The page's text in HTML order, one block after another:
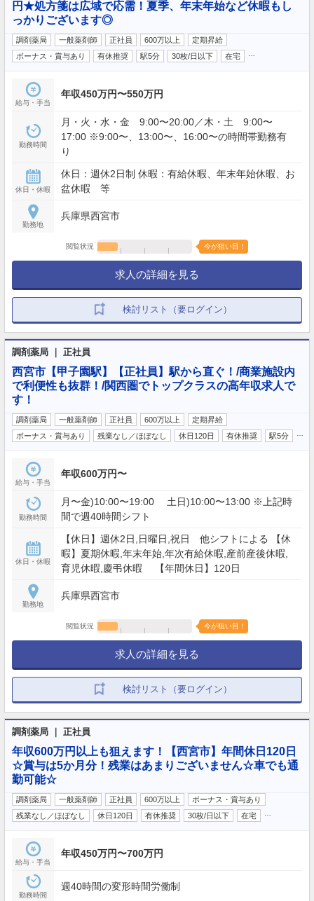
円★処方箋は広域で応需！夏季、年末年始など休暇もし
っかりございます◎
調剤薬局 一般薬剤師 正社員 600万以上
定期昇給
ボーナス・賞与あり
有休推奨 駅5分 30枚/日以下 在宅
給与・手当
年収450万円〜550万円
勤務時間
月・火・水・金 9:00〜20:00／木・土 9:00〜
17:00 ※9:00〜、13:00〜、16:00〜の時間帯勤務有
り
休日・休暇
休日：週休2日制 休暇：有給休暇、年末年始休暇、お
盆休暇 等
勤務地
兵庫県西宮市
閲覧状況 今が狙い目！
求人の詳細を見る
検討リスト（要ログイン）
調剤薬局 ｜ 正社員
西宮市【甲子園駅】【正社員】駅から直ぐ！/商業施設内
で利便性も抜群！/関西圏でトップクラスの高年収求人で
す！
調剤薬局 一般薬剤師 正社員 600万以上
定期昇給
ボーナス・賞与あり
残業なし／ほぼなし 休日120日 有休推奨 駅5分
給与・手当
年収600万円〜
勤務時間
月〜金)10:00〜19:00 土日)10:00〜13:00 ※上記時
間で週40時間シフト
休日・休暇
【休日】週休2日,日曜日,祝日 他シフトによる 【休
暇】夏期休暇,年末年始,年次有給休暇,産前産後休暇,
育児休暇,慶弔休暇 【年間休日】120日
勤務地
兵庫県西宮市
閲覧状況 今が狙い目！
求人の詳細を見る
検討リスト（要ログイン）
調剤薬局 ｜ 正社員
年収600万円以上も狙えます！【西宮市】年間休日120日
☆賞与は5か月分！残業はあまりございません☆車でも通
勤可能☆
調剤薬局 一般薬剤師 正社員 600万以上
ボーナス・賞与あり
残業なし／ほぼなし
休日120日 有休推奨 30枚/日以下 在宅
給与・手当
年収450万円〜700万円
勤務時間
週40時間の変形時間労働制